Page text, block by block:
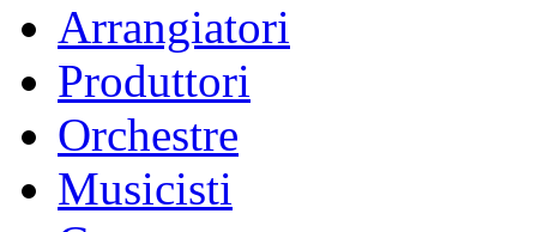
Arrangiatori
Produttori
Orchestre
Musicisti